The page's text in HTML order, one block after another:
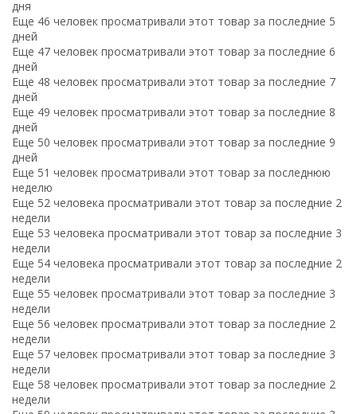
дня
Еще 46 человек просматривали этот товар за последние 5
дней
Еще 47 человек просматривали этот товар за последние 6
дней
Еще 48 человек просматривали этот товар за последние 7
дней
Еще 49 человек просматривали этот товар за последние 8
дней
Еще 50 человек просматривали этот товар за последние 9
дней
Еще 51 человек просматривали этот товар за последнюю
неделю
Еще 52 человека просматривали этот товар за последние 2
недели
Еще 53 человека просматривали этот товар за последние 3
недели
Еще 54 человека просматривали этот товар за последние 2
недели
Еще 55 человек просматривали этот товар за последние 3
недели
Еще 56 человек просматривали этот товар за последние 2
недели
Еще 57 человек просматривали этот товар за последние 3
недели
Еще 58 человек просматривали этот товар за последние 2
недели